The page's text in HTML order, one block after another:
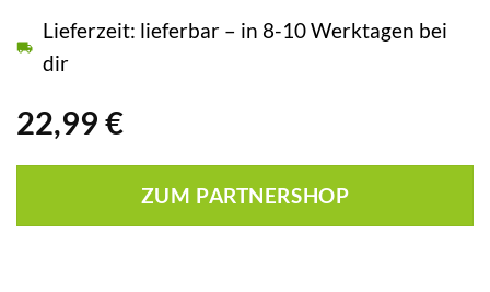
22,99 €
Lieferzeit: lieferbar – in 8-10 Werktagen bei
dir
ZUM PARTNERSHOP